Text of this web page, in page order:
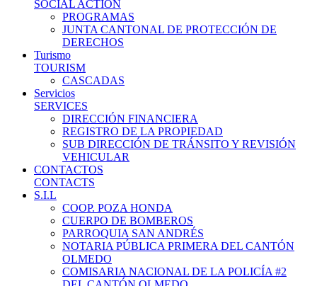
SOCIAL ACTION
PROGRAMAS
JUNTA CANTONAL DE PROTECCIÓN DE
DERECHOS
Turismo
TOURISM
CASCADAS
Servicios
SERVICES
DIRECCIÓN FINANCIERA
REGISTRO DE LA PROPIEDAD
SUB DIRECCIÓN DE TRÁNSITO Y REVISIÓN
VEHICULAR
CONTACTOS
CONTACTS
S.I.L
COOP. POZA HONDA
CUERPO DE BOMBEROS
PARROQUIA SAN ANDRÉS
NOTARIA PÚBLICA PRIMERA DEL CANTÓN
OLMEDO
COMISARIA NACIONAL DE LA POLICÍA #2